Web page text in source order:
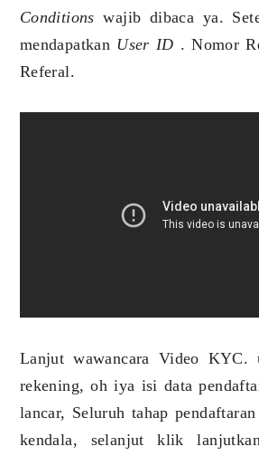
Conditions wajib dibaca ya.
mendapatkan User ID . Nomor
Referal.
Lanjut wawancara Video KYC.
rekening, oh iya isi data
lancar, Seluruh tahap
kendala, selanjut klik